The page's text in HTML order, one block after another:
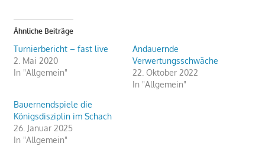
Ähnliche Beiträge
Turnierbericht – fast live
2. Mai 2020
In "Allgemein"
Andauernde
Verwertungsschwäche
22. Oktober 2022
In "Allgemein"
Bauernendspiele die
Königsdisziplin im Schach
26. Januar 2025
In "Allgemein"